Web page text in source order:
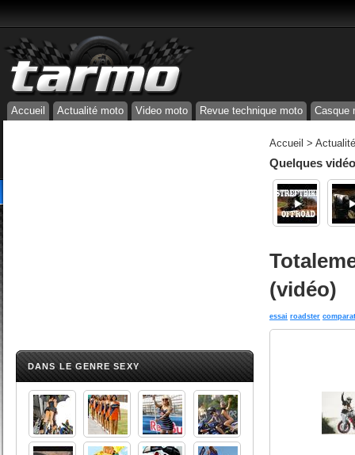
Accueil Actualité moto Video moto Revue technique moto Casque
DANS LE GENRE SEXY
Accueil >
Quelques
(vidéo)
essai roadster